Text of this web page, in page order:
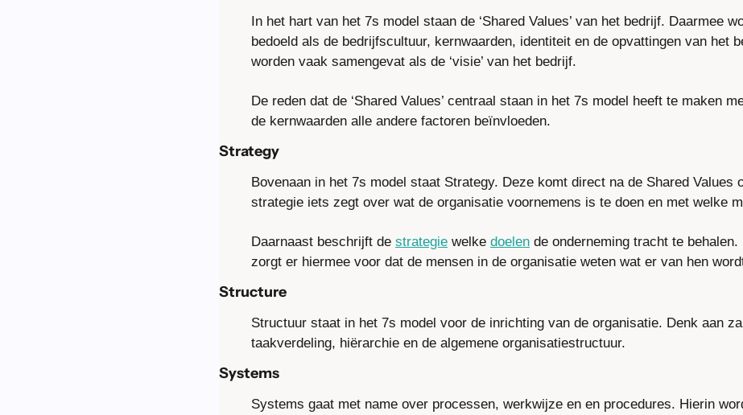
In het hart van het 7s model staan de ‘Shared Values’ van het bedrijf. Daarmee
bedoeld als de bedrijfscultuur, kernwaarden, identiteit en de opvattingen van het
worden vaak samengevat als de ‘visie’ van het bedrijf.
De reden dat de ‘Shared Values’ centraal staan in het 7s model heeft te maken
de kernwaarden alle andere factoren beïnvloeden.
Strategy
Bovenaan in het 7s model staat Strategy. Deze komt direct na de Shared Values
strategie iets zegt over wat de organisatie voornemens is te doen en met welke
Daarnaast beschrijft de strategie welke doelen de onderneming tracht te
zorgt er hiermee voor dat de mensen in de organisatie weten wat er van hen
Structure
Structuur staat in het 7s model voor de inrichting van de organisatie. Denk aan
taakverdeling, hiërarchie en de algemene organisatiestructuur.
Systems
Systems gaat met name over processen, werkwijze en en procedures. Hierin